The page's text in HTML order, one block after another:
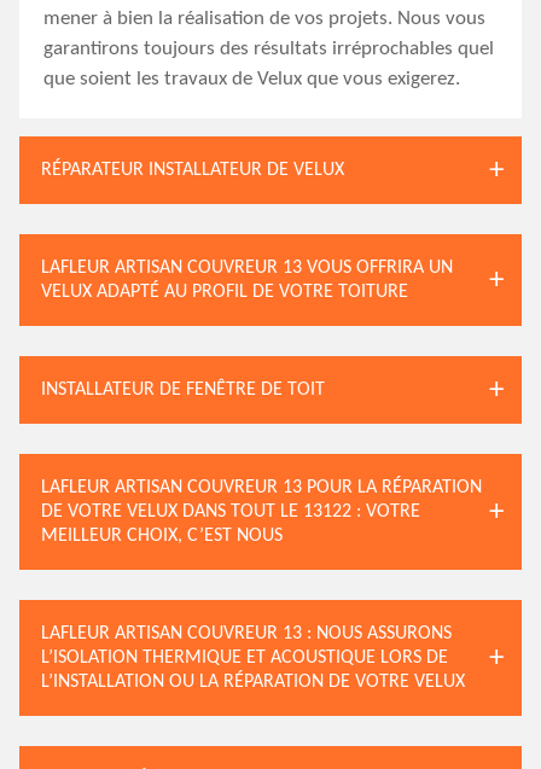
mener à bien la réalisation de vos projets. Nous vous
garantirons toujours des résultats irréprochables quel
que soient les travaux de Velux que vous exigerez.
RÉPARATEUR INSTALLATEUR DE VELUX
LAFLEUR ARTISAN COUVREUR 13 VOUS OFFRIRA UN
VELUX ADAPTÉ AU PROFIL DE VOTRE TOITURE
INSTALLATEUR DE FENÊTRE DE TOIT
LAFLEUR ARTISAN COUVREUR 13 POUR LA RÉPARATION
DE VOTRE VELUX DANS TOUT LE 13122 : VOTRE
MEILLEUR CHOIX, C’EST NOUS
LAFLEUR ARTISAN COUVREUR 13 : NOUS ASSURONS
L’ISOLATION THERMIQUE ET ACOUSTIQUE LORS DE
L’INSTALLATION OU LA RÉPARATION DE VOTRE VELUX